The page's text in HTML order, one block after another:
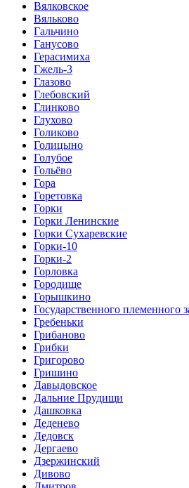
Вялковское
Вяльково
Гальчино
Ганусово
Герасимиха
Гжель-3
Глазово
Глебовский
Глинково
Глухово
Голиково
Голицыно
Голубое
Гольёво
Гора
Горетовка
Горки
Горки Ленинские
Горки Сухаревские
Горки-10
Горки-2
Горловка
Городище
Горышкино
Государственного племенного
Гребеньки
Грибаново
Грибки
Григорово
Гришино
Давыдовское
Дальние Прудищи
Дашковка
Деденево
Дедовск
Дергаево
Дзержинский
Дивово